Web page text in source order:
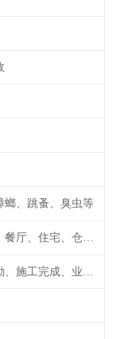
螂、跳蚤、臭虫等